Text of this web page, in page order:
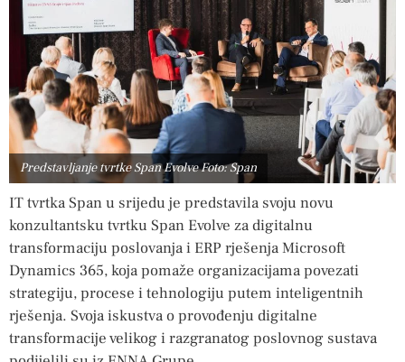
Predstavljanje tvrtke Span Evolve Foto: Span
IT tvrtka Span u srijedu je predstavila svoju novu
konzultantsku tvrtku Span Evolve za digitalnu
transformaciju poslovanja i ERP rješenja Microsoft
Dynamics 365, koja pomaže organizacijama povezati
strategiju, procese i tehnologiju putem inteligentnih
rješenja. Svoja iskustva o provođenju digitalne
transformacije velikog i razgranatog poslovnog sustava